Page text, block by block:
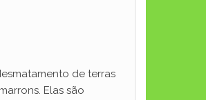
de terras
Elas são